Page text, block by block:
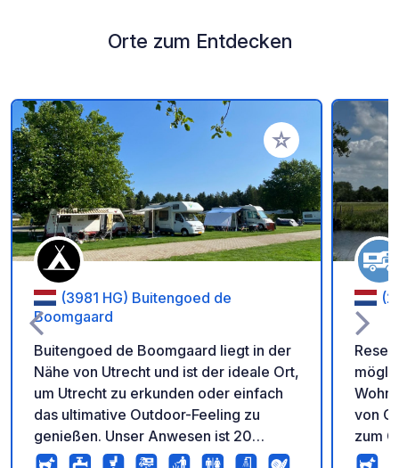
Orte zum Entdecken
Zu Ihren Favoriten
(3981 HG) Buitengoed de
Boomgaard
Buitengoed de Boomgaard liegt in der
Nähe von Utrecht und ist der ideale Ort,
um Utrecht zu erkunden oder einfach
das ultimative Outdoor-Feeling zu
genießen. Unser Anwesen ist 20
Minuten mit dem Fahrrad vom Zentrum
möglich! Unser
von
zum
10